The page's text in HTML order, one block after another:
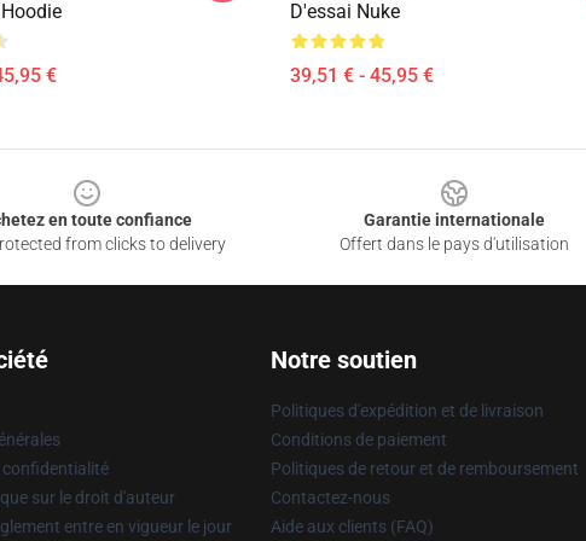
€
D'essai Nuke
39,51 € - 45,95 €
en toute confiance
from clicks to delivery
Garantie internationale
Offert dans le pays d'utilisation
confidentialité
sur le droit d'auteur
entre en vigueur le jour
Notre soutien
Politiques d'expédition et de livraison
Conditions de paiement
Politiques de retour et de remboursement
Contactez-nous
Aide aux clients (FAQ)